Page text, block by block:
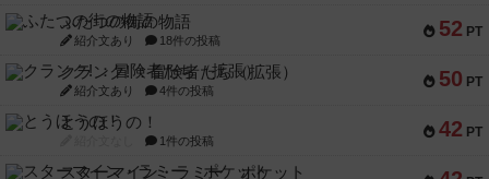
52 PT
ふたつの街の物語
紹介文あり 18件の投稿
50 PT
クランク! ：冒険者たち（拡張）
紹介文あり 4件の投稿
42 PT
とうほうの！
1件の投稿
スターマイン・ラミー ポケット